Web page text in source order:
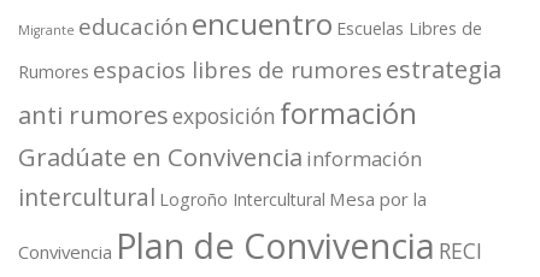
Migrante educaciónencuentro Escuelas Libres de
Rumores espacios libres de rumores estrategia
anti rumoresexposición formación
Gradúate en Convivencia información
intercultural Logroño Intercultural Mesa por la
Convivencia Plan de Convivencia RECI